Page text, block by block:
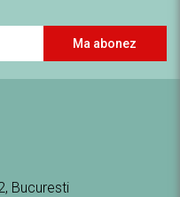
Ma abonez
Bucuresti